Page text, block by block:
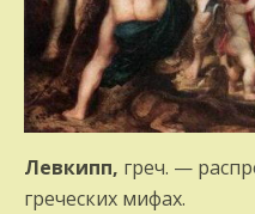
Левкипп, греч. —
греческих мифах.